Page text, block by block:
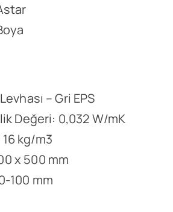
Levhası – Gri EPS
Değeri: 0,032 W/mK
kg/m3
x 500 mm
100 mm